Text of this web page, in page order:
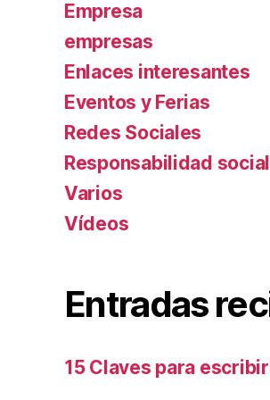
Empresa
empresas
Enlaces interesantes
Eventos y Ferias
Redes Sociales
Responsabilidad
Varios
Ví­deos
Entradas
15 Claves para